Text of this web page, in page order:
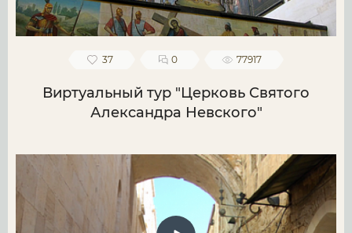
37 0 77917
Виртуальный тур "Церковь Святого
Александра Невского"